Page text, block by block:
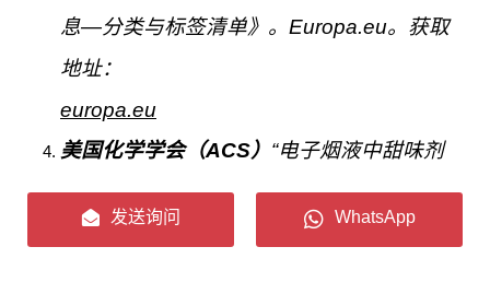
息—分类与标签清单》。Europa.eu。获取
地址：
europa.eu
美国化学学会（ACS） “电子烟液中甜味剂
的热降解。”《毒理学化学研究》。 (关于热
分解的背景引用)。
发送询问 WhatsApp